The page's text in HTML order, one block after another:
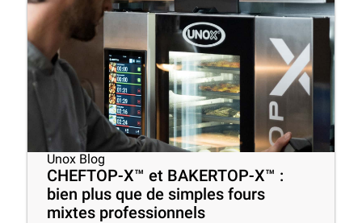
Unox Blog
CHEFTOP-X™ et BAKERTOP-X™ :
bien plus que de simples fours
mixtes professionnels